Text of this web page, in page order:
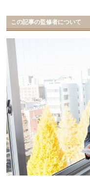
この記事の監修者について